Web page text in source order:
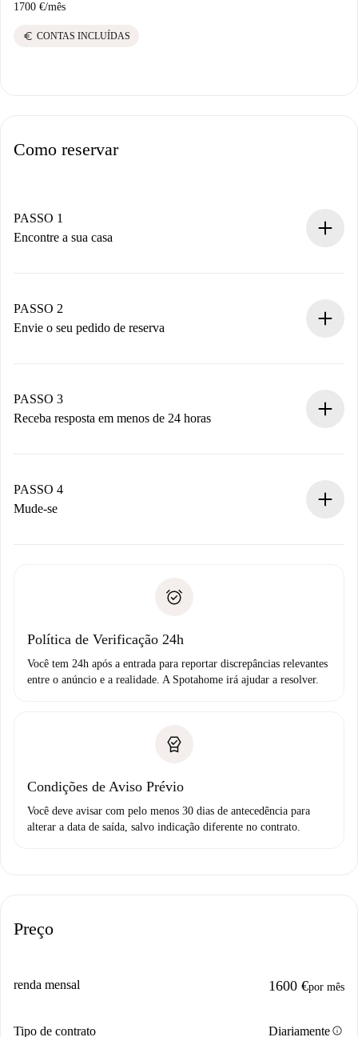
1700 €/mês
euro CONTAS INCLUÍDAS
Como reservar
PASSO 1
Encontre a sua casa
Você tem todas as informações necessárias
antecipadamente.
PASSO 2
Envie o seu pedido de reserva
Não cobramos nada até que o proprietário confirme.
PASSO 3
Receba resposta em menos de 24 horas
proprietário.
Se recusada: não cobraremos nada e ofereceremos
Débito direto bancário
PASSO 4
Mude-se
não comunicar nenhum problema.
Política de Verificação 24h
Você tem 24h após a entrada para reportar discrepâncias relevantes
entre o anúncio e a realidade. A Spotahome irá ajudar a resolver.
Condições de Aviso Prévio
Você deve avisar com pelo menos 30 dias de antecedência para
alterar a data de saída, salvo indicação diferente no contrato.
Preço
renda mensal 1600 €por mês
Tipo de contrato Diariamenteinfo